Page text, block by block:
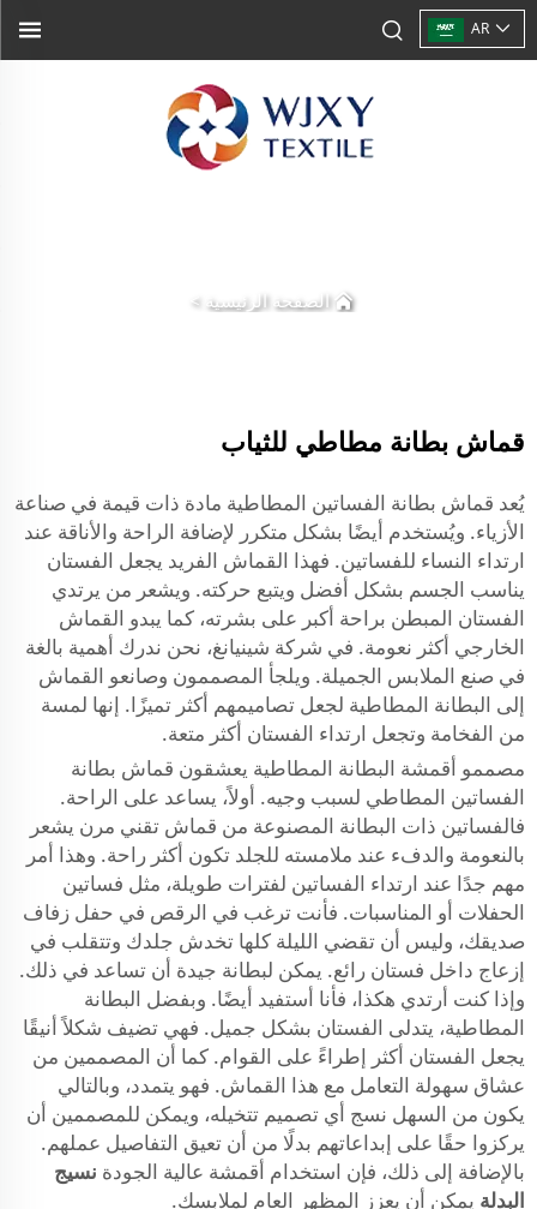
AR
الصفحة الرئيسية >
قماش بطانة مطاطي للثياب
يُعد قماش بطانة الفساتين المطاطية مادة ذات قيمة في صناعة
الأزياء. ويُستخدم أيضًا بشكل متكرر لإضافة الراحة والأناقة عند
ارتداء النساء للفساتين. فهذا القماش الفريد يجعل الفستان
يناسب الجسم بشكل أفضل ويتبع حركته. ويشعر من يرتدي
الفستان المبطن براحة أكبر على بشرته، كما يبدو القماش
الخارجي أكثر نعومة. في شركة شينيانغ، نحن ندرك أهمية بالغة
في صنع الملابس الجميلة. ويلجأ المصممون وصانعو القماش
إلى البطانة المطاطية لجعل تصاميمهم أكثر تميزًا. إنها لمسة
من الفخامة وتجعل ارتداء الفستان أكثر متعة.
مصممو أقمشة البطانة المطاطية يعشقون قماش بطانة
الفساتين المطاطي لسبب وجيه. أولاً، يساعد على الراحة.
فالفساتين ذات البطانة المصنوعة من قماش تقني مرن يشعر
بالنعومة والدفء عند ملامسته للجلد تكون أكثر راحة. وهذا أمر
مهم جدًا عند ارتداء الفساتين لفترات طويلة، مثل فساتين
الحفلات أو المناسبات. فأنت ترغب في الرقص في حفل زفاف
صديقك، وليس أن تقضي الليلة كلها تخدش جلدك وتتقلب في
إزعاج داخل فستان رائع. يمكن لبطانة جيدة أن تساعد في ذلك.
وإذا كنت أرتدي هكذا، فأنا أستفيد أيضًا. وبفضل البطانة
المطاطية، يتدلى الفستان بشكل جميل. فهي تضيف شكلاً أنيقًا
يجعل الفستان أكثر إطراءً على القوام. كما أن المصممين من
عشاق سهولة التعامل مع هذا القماش. فهو يتمدد، وبالتالي
يكون من السهل نسج أي تصميم تتخيله، ويمكن للمصممين أن
يركزوا حقًا على إبداعاتهم بدلًا من أن تعيق التفاصيل عملهم.
بالإضافة إلى ذلك، فإن استخدام أقمشة عالية الجودة نسيج
البدلة يمكن أن يعزز المظهر العام لملابسك.